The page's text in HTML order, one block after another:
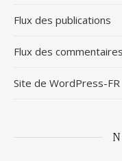
Flux des publications
Flux des commentaires
Site de WordPress-FR